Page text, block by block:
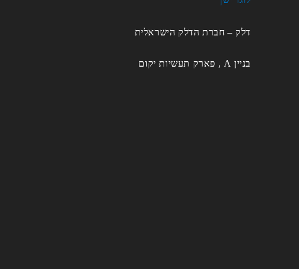
דלק – חברת הדלק הישראלית
בניין A , פארק תעשיות יקום